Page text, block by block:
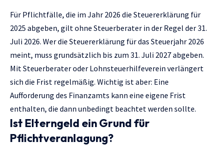
Für Pflichtfälle, die im Jahr 2026 die Steuererklärung für
2025 abgeben, gilt ohne Steuerberater in der Regel der 31.
Juli 2026. Wer die Steuererklärung für das Steuerjahr 2026
meint, muss grundsätzlich bis zum 31. Juli 2027 abgeben.
Mit Steuerberater oder Lohnsteuerhilfeverein verlängert
sich die Frist regelmäßig. Wichtig ist aber: Eine
Aufforderung des Finanzamts kann eine eigene Frist
enthalten, die dann unbedingt beachtet werden sollte.
Ist Elterngeld ein Grund für
Pflichtveranlagung?